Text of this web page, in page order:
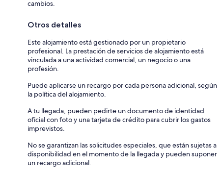
cambios.
Otros detalles
Este alojamiento está gestionado por un propietario
profesional. La prestación de servicios de alojamiento está
vinculada a una actividad comercial, un negocio o una
profesión.
Puede aplicarse un recargo por cada persona adicional, según
la política del alojamiento.
A tu llegada, pueden pedirte un documento de identidad
oficial con foto y una tarjeta de crédito para cubrir los gastos
imprevistos.
No se garantizan las solicitudes especiales, que están sujetas a
disponibilidad en el momento de la llegada y pueden suponer
un recargo adicional.